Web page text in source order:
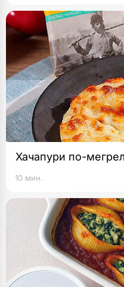
Хачапури по-
10 мин.